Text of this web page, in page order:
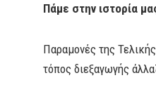
Πάμε στην ιστορία
Παραμονές της
τόπος διεξαγωγής